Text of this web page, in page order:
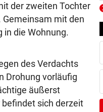
der zweiten Tochter
Gemeinsam mit den
in die Wohnung.
des Verdachts
Drohung vorläufig
äußerst
sich derzeit